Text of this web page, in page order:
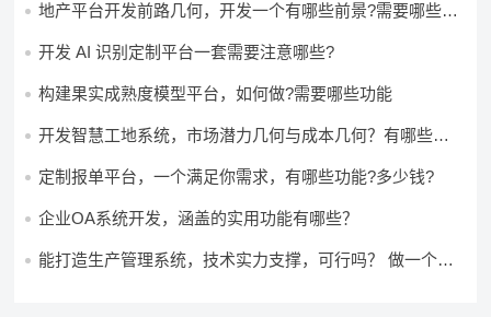
地产平台开发前路几何，开发一个有哪些前景?需要哪些费
开发 AI 识别定制平台一套需要注意哪些?
构建果实成熟度模型平台，如何做?需要哪些功能
开发智慧工地系统，市场潜力几何与成本几何？有哪些前
定制报单平台，一个满足你需求，有哪些功能?多少钱?
企业OA系统开发，涵盖的实用功能有哪些？
能打造生产管理系统，技术实力支撑，可行吗？ 做一个高